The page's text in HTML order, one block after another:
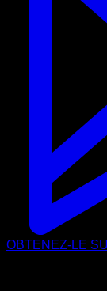
OBTENEZ-LE